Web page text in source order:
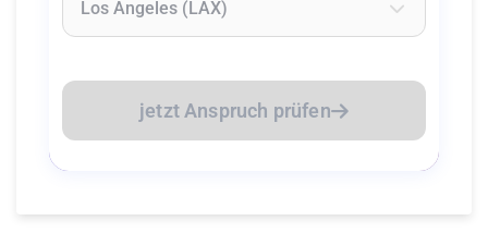
jetzt Anspruch prüfen